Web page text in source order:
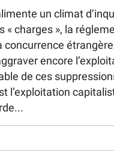
un climat
« charges », la
concurrence
encore
de ces
l’exploitation